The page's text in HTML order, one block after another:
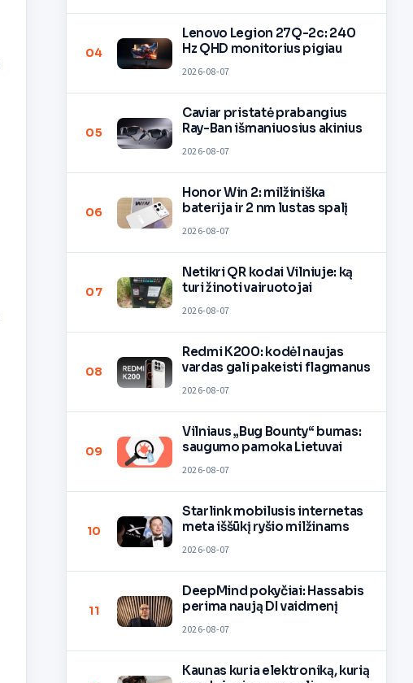
04
Lenovo Legion 27Q-2c: 240
Hz QHD monitorius pigiau
2026-08-07
05
Caviar pristatė prabangius
Ray-Ban išmaniuosius akinius
2026-08-07
06
Honor Win 2: milžiniška
baterija ir 2 nm lustas spalį
2026-08-07
07
Netikri QR kodai Vilniuje: ką
turi žinoti vairuotojai
2026-08-07
08
Redmi K200: kodėl naujas
vardas gali pakeisti flagmanus
2026-08-07
09
Vilniaus „Bug Bounty“ bumas:
saugumo pamoka Lietuvai
2026-08-07
10
Starlink mobilusis internetas
meta iššūkį ryšio milžinams
2026-08-07
11
DeepMind pokyčiai: Hassabis
perima naują DI vaidmenį
2026-08-07
Kaunas kuria elektroniką, kurią